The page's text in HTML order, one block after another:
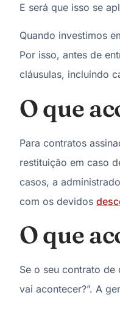
E será que isso se
Quando investimos
Por isso, antes de
cláusulas, incluindo
O que
Para contratos
restituição em caso
casos, a
com os devidos
O que
Se o seu contrato
vai acontecer?”. A